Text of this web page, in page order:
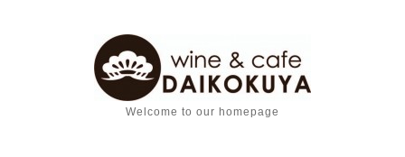
Welcome to our homepage